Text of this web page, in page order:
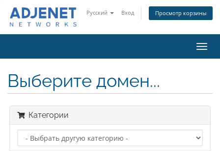
Русский Вход Просмотр корзины
Выберите домен...
Категории